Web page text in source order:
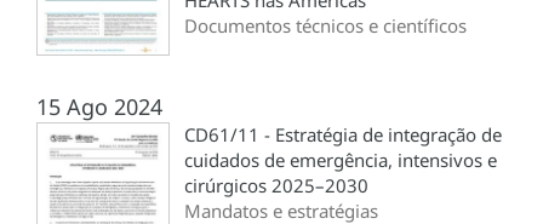
Documentos técnicos e científicos
15 Ago 2024
CD61/11 - Estratégia de integração de
cuidados de emergência, intensivos e
cirúrgicos 2025–2030
Mandatos e estratégias